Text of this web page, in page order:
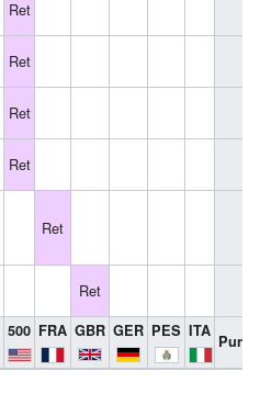
Ret
Ret
Ret
Ret
Ret
Ret
500 FRA GBR GER PES ITA